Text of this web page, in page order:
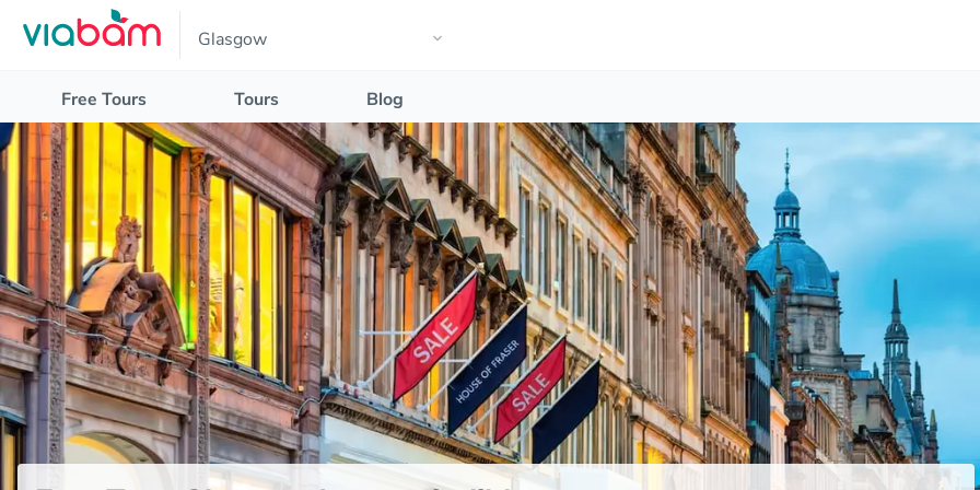
Free Tours Tours Blog